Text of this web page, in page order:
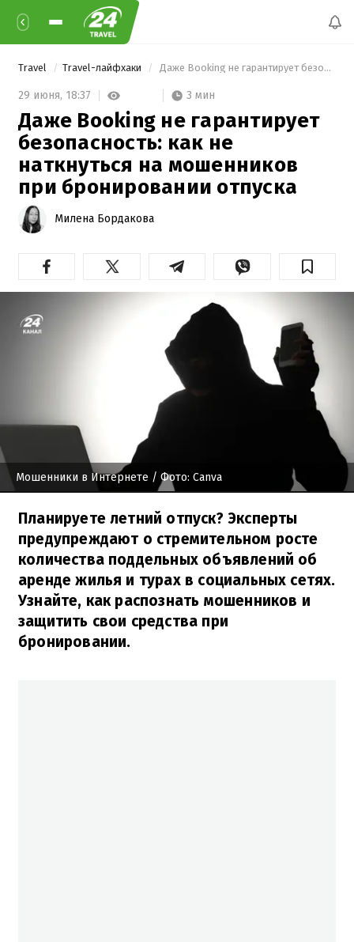
Travel Travel-лайфхаки Даже Booking не гарантирует безопасность: как не наткнуться на мошенников при бронировании отпуска
29 июня, 18:37 3 мин
Даже Booking не гарантирует
безопасность: как не
наткнуться на мошенников
при бронировании отпуска
Милена Бордакова
Мошенники в Интернете / Фото: Canva
Планируете летний отпуск? Эксперты
предупреждают о стремительном росте
количества поддельных объявлений об
аренде жилья и турах в социальных сетях.
Узнайте, как распознать мошенников и
защитить свои средства при
бронировании.